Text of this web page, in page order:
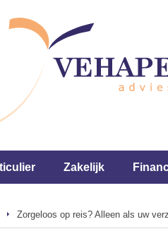
Zakelijk
Zorgeloos op reis? Alleen als uw